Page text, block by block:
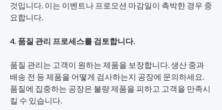
것입니다. 이는 이벤트나 프로모션 마감일이 촉박한 경우 중
요합니다.
4. 품질 관리 프로세스를 검토합니다.
품질 관리는 고객이 원하는 제품을 보장합니다. 생산 중과
배송 전 등 제품을 어떻게 검사하는지 공장에 문의하세요.
품질에 집중하는 공장은 불량 제품을 피하고 고객을 만족시
킬 수 있습니다.